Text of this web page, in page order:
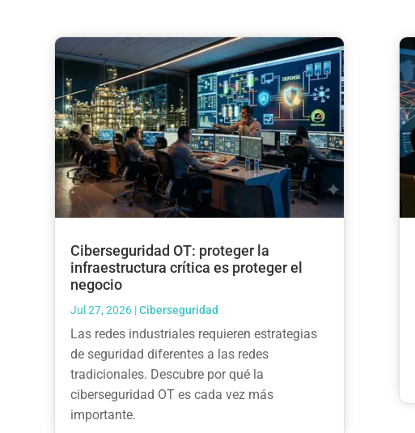
Ciberseguridad OT: proteger la
infraestructura crítica es proteger el
negocio
Jul 27, 2026 |Ciberseguridad
Las redes industriales requieren estrategias
de seguridad diferentes a las redes
tradicionales. Descubre por qué la
ciberseguridad OT es cada vez más
importante.